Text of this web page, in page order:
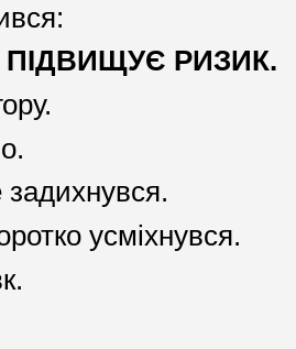
ПІДВИЩУЄ РИЗИК.
усміхнувся.